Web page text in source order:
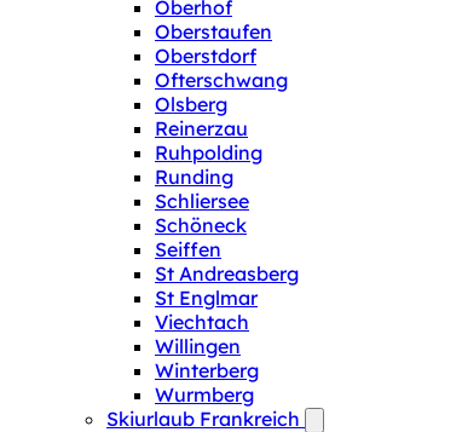
Oberhof
Oberstaufen
Oberstdorf
Ofterschwang
Olsberg
Reinerzau
Ruhpolding
Runding
Schliersee
Schöneck
Seiffen
St Andreasberg
St Englmar
Viechtach
Willingen
Winterberg
Wurmberg
Skiurlaub Frankreich